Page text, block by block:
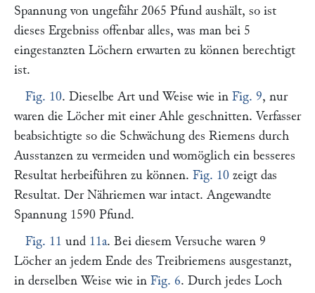
Spannung von ungefähr 2065 Pfund aushält, so ist
dieses Ergebniss offenbar alles, was man bei 5
eingestanzten Löchern erwarten zu können berechtigt
ist.
Fig. 10. Dieselbe Art und Weise wie in Fig. 9, nur
waren die Löcher mit einer Ahle geschnitten. Verfasser
beabsichtigte so die Schwächung des Riemens durch
Ausstanzen zu vermeiden und womöglich ein besseres
Resultat herbeiführen zu können. Fig. 10 zeigt das
Resultat. Der Nähriemen war intact. Angewandte
Spannung 1590 Pfund.
Fig. 11 und 11a. Bei diesem Versuche waren 9
Löcher an jedem Ende des Treibriemens ausgestanzt,
in derselben Weise wie in Fig. 6. Durch jedes Loch